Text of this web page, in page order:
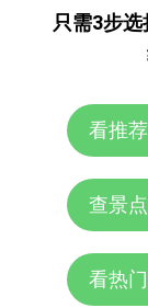
只需3步选
看推荐
查景点
看热门